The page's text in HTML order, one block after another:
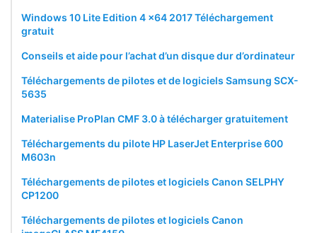
Windows 10 Lite Edition 4 x64 2017 Téléchargement
gratuit
Conseils et aide pour l’achat d’un disque dur d’ordinateur
Téléchargements de pilotes et de logiciels Samsung SCX-
5635
Materialise ProPlan CMF 3.0 à télécharger gratuitement
Téléchargements du pilote HP LaserJet Enterprise 600
M603n
Téléchargements de pilotes et logiciels Canon SELPHY
CP1200
Téléchargements de pilotes et logiciels Canon